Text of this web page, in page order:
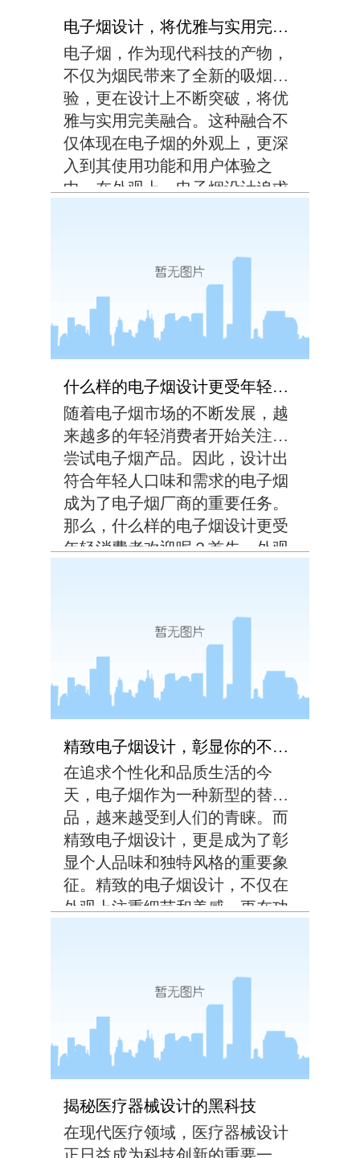
因此在产品设计中，我们采用了
多重安全防护措施。首先，充电
桩外壳采用防火、防水...
电子烟设计，将优雅与实用完美融合！
电子烟，作为现代科技的产物，
不仅为烟民带来了全新的吸烟体
验，更在设计上不断突破，将优
雅与实用完美融合。这种融合不
仅体现在电子烟的外观上，更深
入到其使用功能和用户体验之
中。在外观上，电子烟设计追求
在桌上，都能成为一道亮丽的风
景线。色彩搭配方面，电...
什么样的电子烟设计更受年轻消费者欢迎？
随着电子烟市场的不断发展，越
来越多的年轻消费者开始关注并
尝试电子烟产品。因此，设计出
符合年轻人口味和需求的电子烟
成为了电子烟厂商的重要任务。
那么，什么样的电子烟设计更受
年轻消费者欢迎呢？首先，外观
色鲜艳、造型独特、具有创意的
电子烟产品。因此，电...
精致电子烟设计，彰显你的不凡品味！
在追求个性化和品质生活的今
天，电子烟作为一种新型的替代
品，越来越受到人们的青睐。而
精致电子烟设计，更是成为了彰
显个人品味和独特风格的重要象
征。精致的电子烟设计，不仅在
外观上注重细节和美感，更在功
精心打磨，力求打造出最符合用
户需求的电子烟产品。在...
揭秘医疗器械设计的黑科技
在现代医疗领域，医疗器械设计